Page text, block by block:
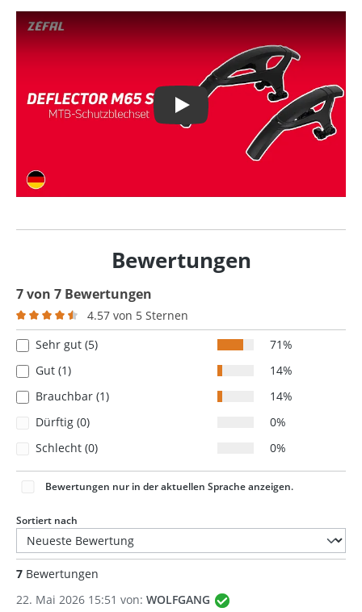
Play
Bewertungen
7 von 7 Bewertungen
Durchschnittliche Bewertung von 4.5 von 5 Sternen
4.57 von 5 Sternen
Sehr gut (5)
71%
Gut (1)
14%
Brauchbar (1)
14%
Dürftig (0)
0%
Schlecht (0)
0%
Bewertungen nur in der aktuellen Sprache anzeigen.
Sortiert nach
7 Bewertungen
22. Mai 2026 15:51 von: WOLFGANG